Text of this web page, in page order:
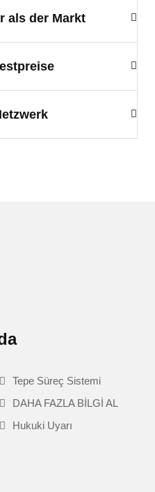
als der Markt
Tepe Süreç Sistemi
DAHA FAZLA BİLGİ AL
Hukuki Uyarı